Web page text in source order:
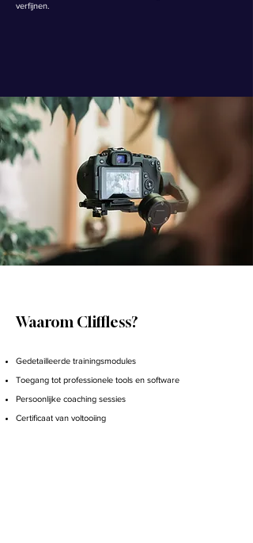
verfijnen.
Waarom Cliffless?​​
Gedetailleerde trainingsmodules
Toegang tot professionele tools en software
Persoonlijke coaching sessies
Certificaat van voltooiing